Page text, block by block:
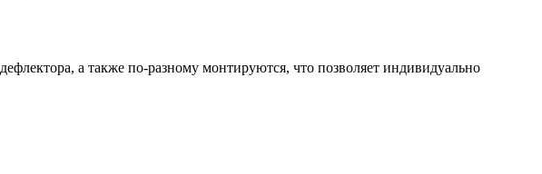
а также по-разному монтируются, что позволяет индивидуально